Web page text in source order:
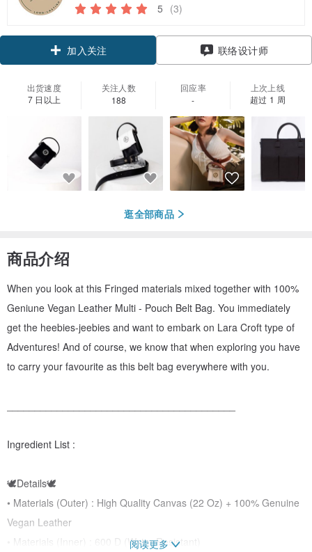
5 (3)
加入关注 联络设计师
出货速度
7 日以上
关注人数
188
回应率
-
上次上线
超过 1 周
逛全部商品
商品介绍
When you look at this Fringed materials mixed together with 100%
Geniune Vegan Leather Multi - Pouch Belt Bag. You immediately
get the heebies-jeebies and want to embark on Lara Croft type of
Adventures! And of course, we know that when exploring you have
to carry your favourite as this belt bag everywhere with you.
Ingredient List :
🕊Details🕊
• Materials (Outer) : High Quality Canvas (22 Oz) + 100% Genuine
Vegan Leather
• Materials (Inner) : 600 D (Water Resistant)
阅读更多